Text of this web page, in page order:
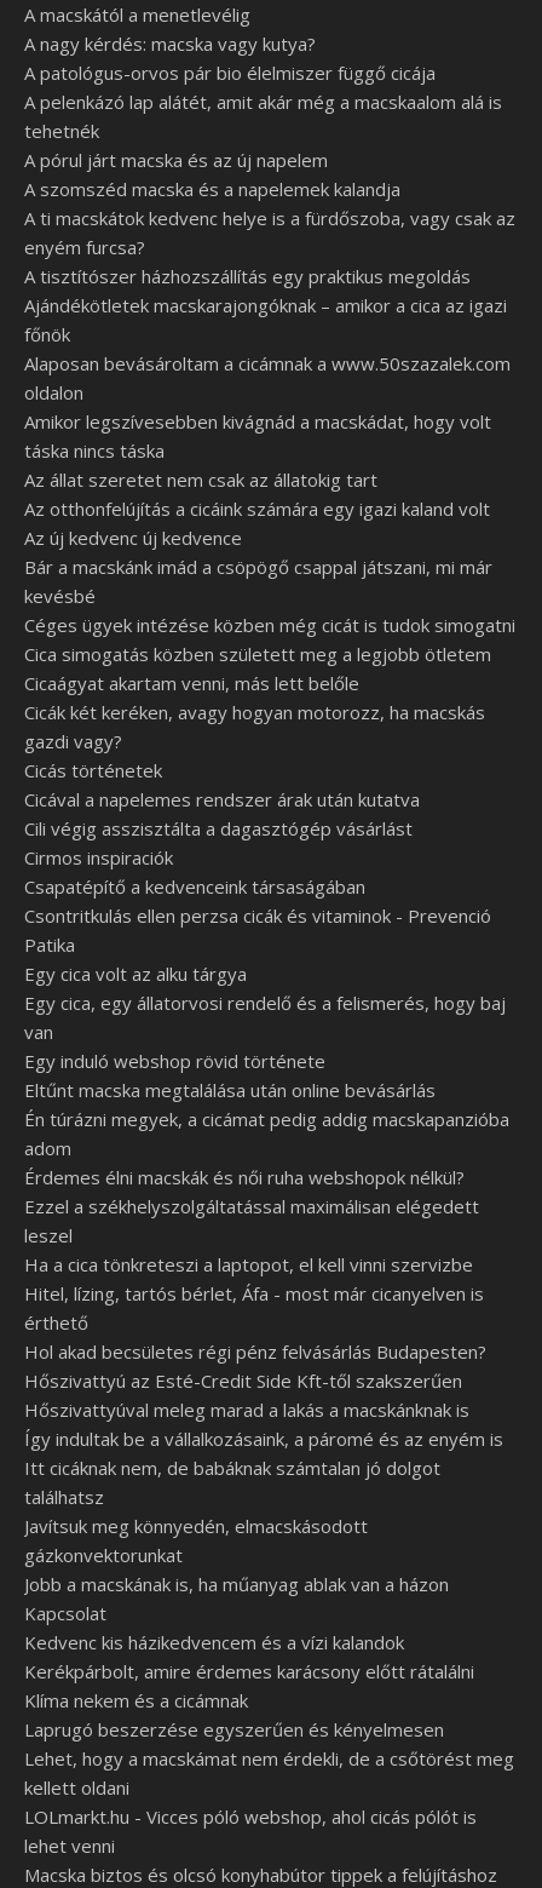
A macskától a menetlevélig
A nagy kérdés: macska vagy kutya?
A patológus-orvos pár bio élelmiszer függő cicája
A pelenkázó lap alátét, amit akár még a macskaalom alá is
tehetnék
A pórul járt macska és az új napelem
A szomszéd macska és a napelemek kalandja
A ti macskátok kedvenc helye is a fürdőszoba, vagy csak az
enyém furcsa?
A tisztítószer házhozszállítás egy praktikus megoldás
Ajándékötletek macskarajongóknak – amikor a cica az igazi
főnök
Alaposan bevásároltam a cicámnak a www.50szazalek.com
oldalon
Amikor legszívesebben kivágnád a macskádat, hogy volt
táska nincs táska
Az állat szeretet nem csak az állatokig tart
Az otthonfelújítás a cicáink számára egy igazi kaland volt
Az új kedvenc új kedvence
Bár a macskánk imád a csöpögő csappal játszani, mi már
kevésbé
Céges ügyek intézése közben még cicát is tudok simogatni
Cica simogatás közben született meg a legjobb ötletem
Cicaágyat akartam venni, más lett belőle
Cicák két keréken, avagy hogyan motorozz, ha macskás
gazdi vagy?
Cicás történetek
Cicával a napelemes rendszer árak után kutatva
Cili végig asszisztálta a dagasztógép vásárlást
Cirmos inspiraciók
Csapatépítő a kedvenceink társaságában
Csontritkulás ellen perzsa cicák és vitaminok - Prevenció
Patika
Egy cica volt az alku tárgya
Egy cica, egy állatorvosi rendelő és a felismerés, hogy baj
van
Egy induló webshop rövid története
Eltűnt macska megtalálása után online bevásárlás
Én túrázni megyek, a cicámat pedig addig macskapanzióba
adom
Érdemes élni macskák és női ruha webshopok nélkül?
Ezzel a székhelyszolgáltatással maximálisan elégedett
leszel
Ha a cica tönkreteszi a laptopot, el kell vinni szervizbe
Hitel, lízing, tartós bérlet, Áfa - most már cicanyelven is
érthető
Hol akad becsületes régi pénz felvásárlás Budapesten?
Hőszivattyú az Esté-Credit Side Kft-től szakszerűen
Hőszivattyúval meleg marad a lakás a macskánknak is
Így indultak be a vállalkozásaink, a páromé és az enyém is
Itt cicáknak nem, de babáknak számtalan jó dolgot
találhatsz
Javítsuk meg könnyedén, elmacskásodott
gázkonvektorunkat
Jobb a macskának is, ha műanyag ablak van a házon
Kapcsolat
Kedvenc kis házikedvencem és a vízi kalandok
Kerékpárbolt, amire érdemes karácsony előtt rátalálni
Klíma nekem és a cicámnak
Laprugó beszerzése egyszerűen és kényelmesen
Lehet, hogy a macskámat nem érdekli, de a csőtörést meg
kellett oldani
LOLmarkt.hu - Vicces póló webshop, ahol cicás pólót is
lehet venni
Macska biztos és olcsó konyhabútor tippek a felújításhoz